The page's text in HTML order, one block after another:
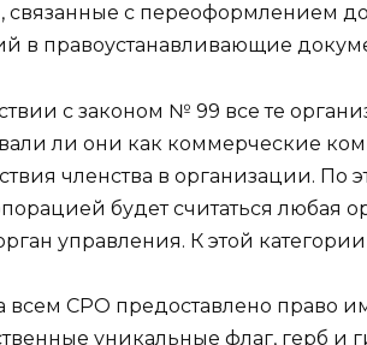
связанные с переоформлением
в правоустанавливающие
с законом № 99 все те
ли они как коммерческие
членства в организации.
будет считаться любая
управления. К этой
всем СРО предоставлено право
уникальные флаг, герб и